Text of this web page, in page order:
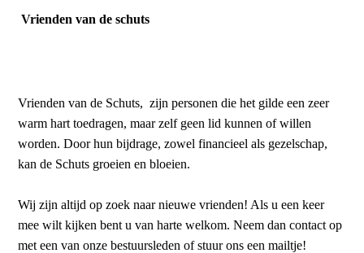
Vrienden van de schuts
Vrienden van de Schuts, zijn personen die het gilde een zeer
warm hart toedragen, maar zelf geen lid kunnen of willen
worden. Door hun bijdrage, zowel financieel als gezelschap,
kan de Schuts groeien en bloeien.
Wij zijn altijd op zoek naar nieuwe vrienden! Als u een keer
mee wilt kijken bent u van harte welkom. Neem dan contact op
met een van onze bestuursleden of stuur ons een mailtje!